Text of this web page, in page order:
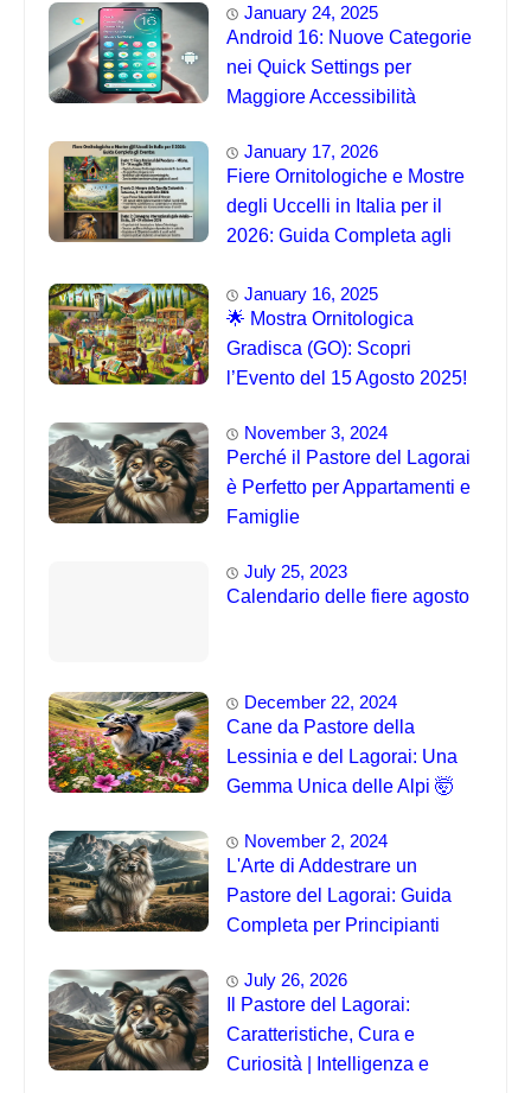
January 24, 2025
Android 16: Nuove Categorie
nei Quick Settings per
Maggiore Accessibilità
January 17, 2026
Fiere Ornitologiche e Mostre
degli Uccelli in Italia per il
2026: Guida Completa agli
January 16, 2025
🌟 Mostra Ornitologica
Gradisca (GO): Scopri
l’Evento del 15 Agosto 2025!
November 3, 2024
Perché il Pastore del Lagorai
è Perfetto per Appartamenti e
Famiglie
July 25, 2023
Calendario delle fiere agosto
December 22, 2024
Cane da Pastore della
Lessinia e del Lagorai: Una
Gemma Unica delle Alpi 🤯
November 2, 2024
L'Arte di Addestrare un
Pastore del Lagorai: Guida
Completa per Principianti
July 26, 2026
Il Pastore del Lagorai:
Caratteristiche, Cura e
Curiosità | Intelligenza e